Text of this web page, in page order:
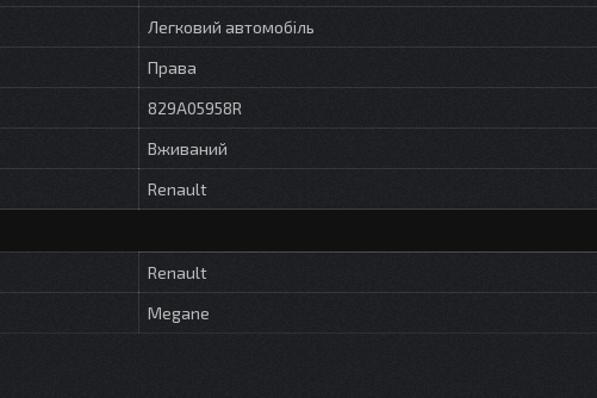
Легковий автомобіль
Права
829A05958R
Вживаний
Renault
Renault
Megane